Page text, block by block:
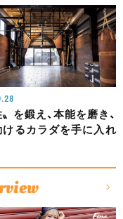
〟を鍛え、本能を磨き、
けるカラダを手に入れ